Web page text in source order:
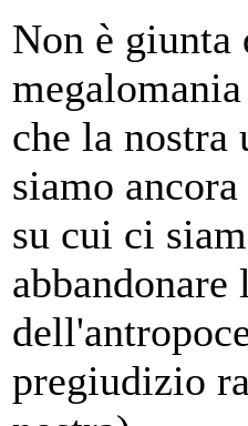
Non è
che la
siamo
su cui ci
abbandonare
pregiudizio